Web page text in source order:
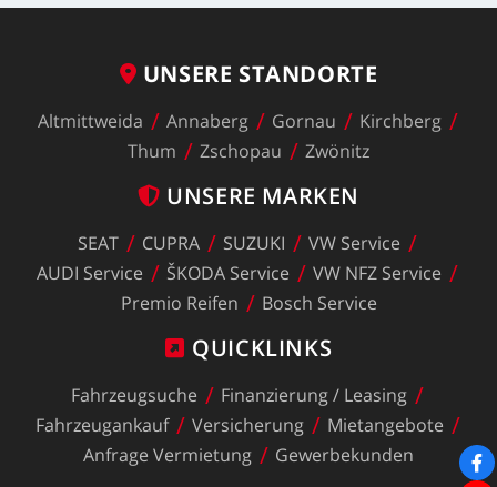
UNSERE STANDORTE
Altmittweida Annaberg Gornau
Kirchberg
Thum
Zschopau Zwönitz
UNSERE MARKEN
SEAT CUPRA SUZUKI VW Service
AUDI Service ŠKODA Service VW NFZ Service
Premio Reifen Bosch Service
QUICKLINKS
Fahrzeugsuche Finanzierung/ Leasing
Fahrzeugankauf
Versicherung
Mietangebote
Anfrage Vermietung Gewerbekunden